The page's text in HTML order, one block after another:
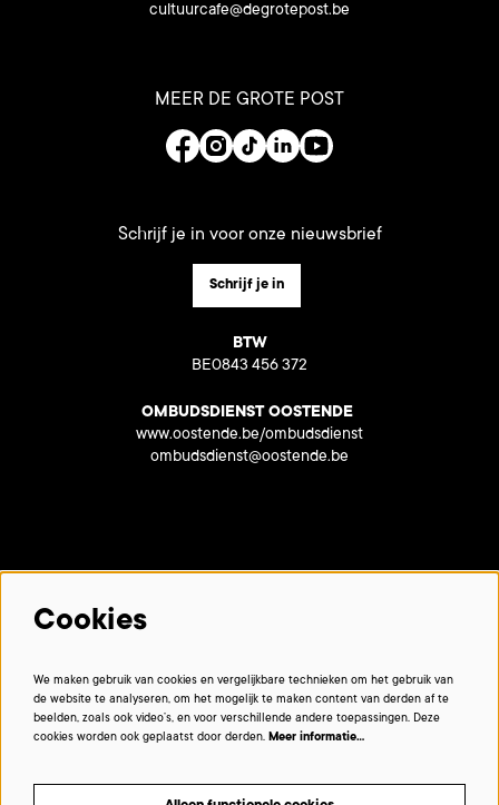
cultuurcafe@degrotepost.be
MEER DE GROTE POST
Schrijf je in voor onze nieuwsbrief
Schrijf je in
BTW
BE0843 456 372
OMBUDSDIENST OOSTENDE
www.oostende.be/ombudsdienst
ombudsdienst@oostende.be
Cookies
We maken gebruik van cookies en vergelijkbare technieken om het gebruik van
de website te analyseren, om het mogelijk te maken content van derden af te
beelden, zoals ook video’s, en voor verschillende andere toepassingen. Deze
cookies worden ook geplaatst door derden. Meer informatie…